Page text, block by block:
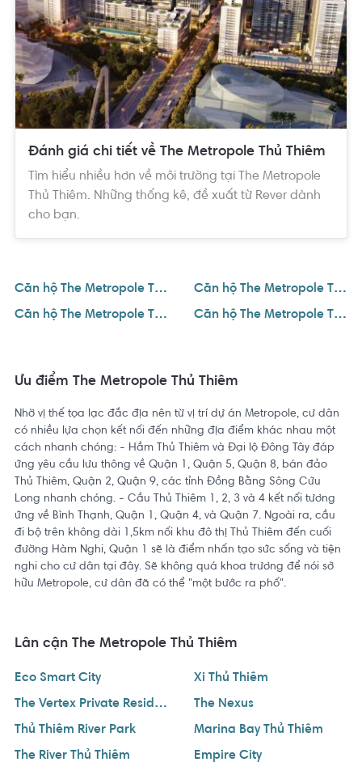
Dự án The Metropole Thủ Thiêm có tổng diện tích khoảng 7.6ha
trải dài trên 4 phân khu 1.13, 1.14, 1.16 và 1.17 của bán đảo
Thủ Thiêm, quy mô dự kiến 8 toà tháp với chiều cao từ 12 - 24
tầng. Trong đó, phân khu 1.13 và 1.14 sẽ là khu phức hợp
thương mại. Phân khu 1.16, 1.17 là khu phức hợp dân cư đa
chức năng với tổng số lượngcăn hộ giới hạn khoảng 1.300 căn
hộ được chia làm 4 giai đoạn phát triển.
- Giai đoạn 1: The Galleria Residence gồm 456 căn hộ
- Giai đoạn 3: The Opera Residence gồm 646 căn hộ
Các căn hộ tại Metropole có thiết kế từ 2 đến 4 phòng ngủ,
diện tích từ 64m2 - 132m2; Duplex có diện tích từ 220m2 -
280m2; Penthouse có diện tích từ 360m2 - 560m2. Với tổng số
vốn đầu tư 7.000 tỷ, Metropole tập trung vào phân khúc khách
hàng cao cấp với thiết kế sang trọng và tiết kiệm năng lượng.
Kết nối vùng
cách nhanh chóng:
- Hầm Thủ Thiêm và Đại lộ Đông Tây đáp ứng yêu cầu lưu
thông về Quận 1, Quận 5, Quận 8, bán đảo Thủ Thiêm, Quận 2,
Quận 9, các tỉnh Đồng Bằng Sông Cửu Long nhanh chóng.
Đánh giá chi tiết về The Metropole Thủ Thiêm
Tìm hiểu nhiều hơn về môi trường tại The Metropole
Thủ Thiêm. Những thống kê, đề xuất từ Rever dành
cho bạn.
Căn hộ The Metropole Thủ Thiêm
Căn hộ The Metropole Thủ Thiêm 1 phòng ngủ
Căn hộ The Metropole Thủ Thiêm 2 phòng ngủ
Căn hộ The Metropole Thủ Thiêm 3 phòng ngủ
Ưu điểm The Metropole Thủ Thiêm
Nhờ vị thế tọa lạc đắc địa nên từ vị trí dự án Metropole, cư dân
có nhiều lựa chọn kết nối đến những địa điểm khác nhau một
cách nhanh chóng: - Hầm Thủ Thiêm và Đại lộ Đông Tây đáp
ứng yêu cầu lưu thông về Quận 1, Quận 5, Quận 8, bán đảo
Thủ Thiêm, Quận 2, Quận 9, các tỉnh Đồng Bằng Sông Cửu
Long nhanh chóng. - Cầu Thủ Thiêm 1, 2, 3 và 4 kết nối tương
ứng về Bình Thạnh, Quận 1, Quận 4, và Quận 7. Ngoài ra, cầu
đi bộ trên không dài 1,5km nối khu đô thị Thủ Thiêm đến cuối
đường Hàm Nghi, Quận 1 sẽ là điểm nhấn tạo sức sống và tiện
nghi cho cư dân tại đây. Sẽ không quá khoa trương để nói sở
hữu Metropole, cư dân đã có thể "một bước ra phố".
Lân cận The Metropole Thủ Thiêm
Eco Smart City
Xi Thủ Thiêm
The Vertex Private Residences
The Nexus
Thủ Thiêm River Park
Marina Bay Thủ Thiêm
The River Thủ Thiêm
Empire City